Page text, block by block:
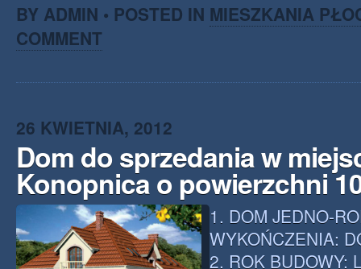
BY ADMIN • POSTED IN MIESZKANIA
COMMENT
26 KWIETNIA, 2012
Dom do sprzedania w
Konopnica o powierzchni
1. DOM JEDNO-
WYKOŃCZENIA:
2. ROK BUDOWY: